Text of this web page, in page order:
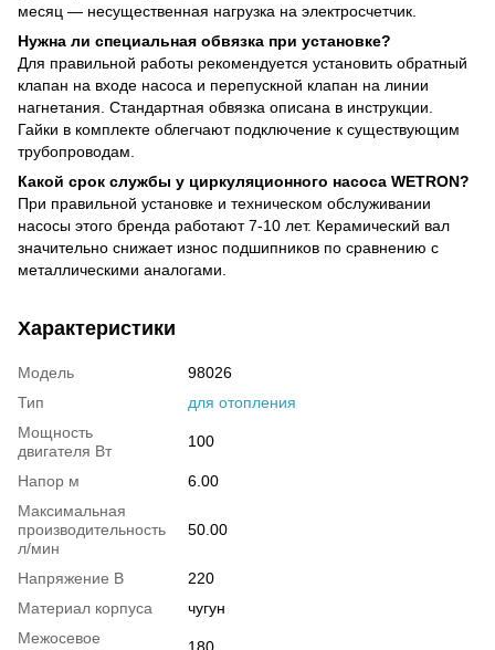
месяц — несущественная нагрузка на электросчетчик.
Нужна ли специальная обвязка при установке?
Для правильной работы рекомендуется установить обратный
клапан на входе насоса и перепускной клапан на линии
нагнетания. Стандартная обвязка описана в инструкции.
Гайки в комплекте облегчают подключение к существующим
трубопроводам.
Какой срок службы у циркуляционного насоса WETRON?
При правильной установке и техническом обслуживании
насосы этого бренда работают 7-10 лет. Керамический вал
значительно снижает износ подшипников по сравнению с
металлическими аналогами.
Характеристики
Модель
98026
Тип
для отопления
Мощность
двигателя Вт
100
Напор м
6.00
Максимальная
производительность
л/мин
50.00
Напряжение В
220
Материал корпуса
чугун
Межосевое